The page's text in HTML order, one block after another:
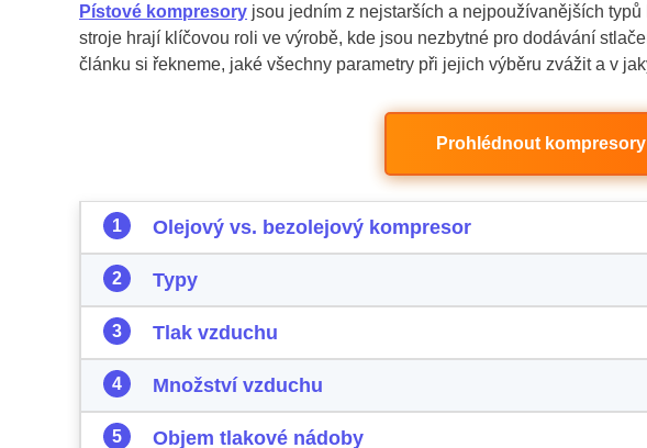
Pístové kompresory jsou jedním z nejstarších a nejpoužívanějších
stroje hrají klíčovou roli ve výrobě, kde jsou nezbytné pro dodávání
článku si řekneme, jaké všechny parametry při jejich výběru zvážit a v
Prohlédnout kompresory
Olejový vs. bezolejový kompresor
Typy
Tlak vzduchu
Množství vzduchu
Objem tlakové nádoby